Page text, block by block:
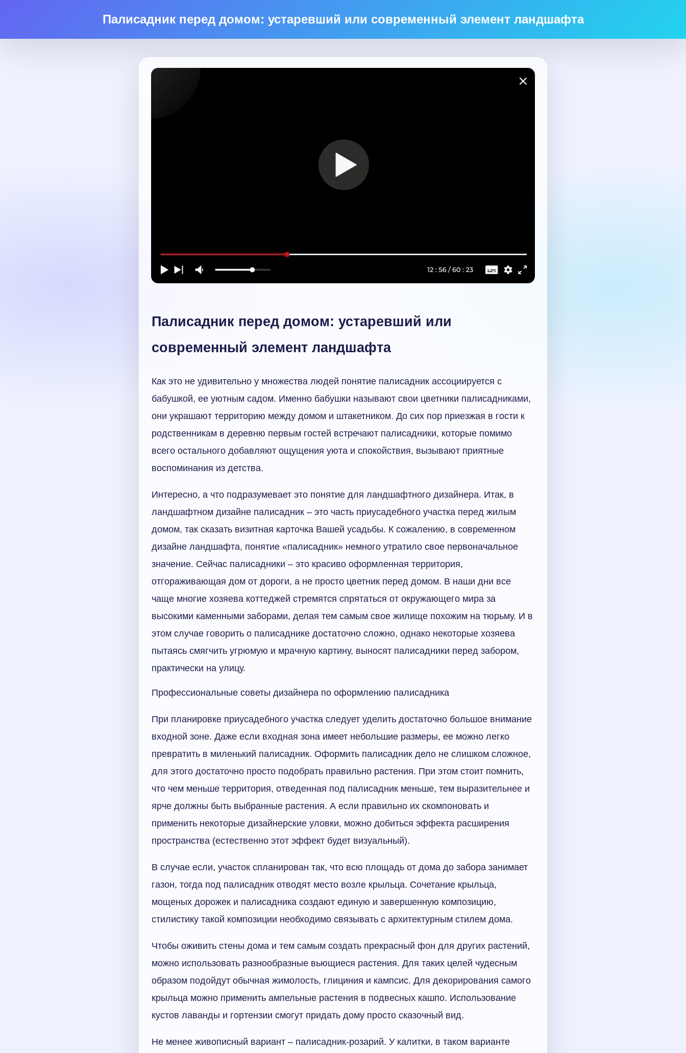
Палисадник перед домом: устаревший или современный элемент ландшафта
Палисадник перед домом: устаревший или
современный элемент ландшафта
Как это не удивительно у множества людей понятие палисадник ассоциируется с
бабушкой, ее уютным садом. Именно бабушки называют свои цветники палисадниками,
они украшают территорию между домом и штакетником. До сих пор приезжая в гости к
родственникам в деревню первым гостей встречают палисадники, которые помимо
всего остального добавляют ощущения уюта и спокойствия, вызывают приятные
воспоминания из детства.
Интересно, а что подразумевает это понятие для ландшафтного дизайнера. Итак, в
ландшафтном дизайне палисадник – это часть приусадебного участка перед жилым
домом, так сказать визитная карточка Вашей усадьбы. К сожалению, в современном
дизайне ландшафта, понятие «палисадник» немного утратило свое первоначальное
значение. Сейчас палисадники – это красиво оформленная территория,
отгораживающая дом от дороги, а не просто цветник перед домом. В наши дни все
чаще многие хозяева коттеджей стремятся спрятаться от окружающего мира за
высокими каменными заборами, делая тем самым свое жилище похожим на тюрьму. И в
этом случае говорить о палисаднике достаточно сложно, однако некоторые хозяева
пытаясь смягчить угрюмую и мрачную картину, выносят палисадники перед забором,
практически на улицу.
Профессиональные советы дизайнера по оформлению палисадника
При планировке приусадебного участка следует уделить достаточно большое внимание
входной зоне. Даже если входная зона имеет небольшие размеры, ее можно легко
превратить в миленький палисадник. Оформить палисадник дело не слишком сложное,
для этого достаточно просто подобрать правильно растения. При этом стоит помнить,
что чем меньше территория, отведенная под палисадник меньше, тем выразительнее и
ярче должны быть выбранные растения. А если правильно их скомпоновать и
применить некоторые дизайнерские уловки, можно добиться эффекта расширения
пространства (естественно этот эффект будет визуальный).
В случае если, участок спланирован так, что всю площадь от дома до забора занимает
газон, тогда под палисадник отводят место возле крыльца. Сочетание крыльца,
мощеных дорожек и палисадника создают единую и завершенную композицию,
стилистику такой композиции необходимо связывать с архитектурным стилем дома.
Чтобы оживить стены дома и тем самым создать прекрасный фон для других растений,
можно использовать разнообразные вьющиеся растения. Для таких целей чудесным
образом подойдут обычная жимолость, глициния и кампсис. Для декорирования самого
крыльца можно применить ампельные растения в подвесных кашпо. Использование
кустов лаванды и гортензии смогут придать дому просто сказочный вид.
Не менее живописный вариант – палисадник-розарий. У калитки, в таком варианте